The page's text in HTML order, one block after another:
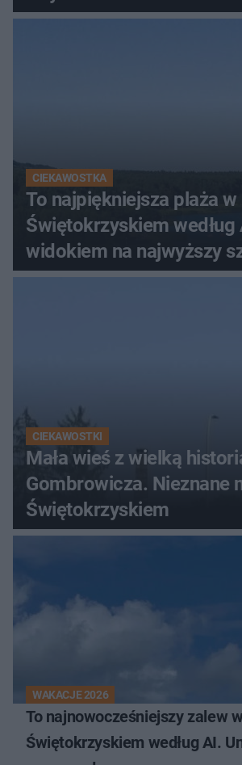
CIEKAWOSTKA
To najpiękniejsza plaża w
Świętokrzyskiem według
widokiem na najwyższy
Świętokrzyskich
CIEKAWOSTKI
Mała wieś z wielką
Gombrowicza. Nieznane
Świętokrzyskiem
WAKACJE 2026
To najnowocześniejszy zalew w
Świętokrzyskiem według AI.